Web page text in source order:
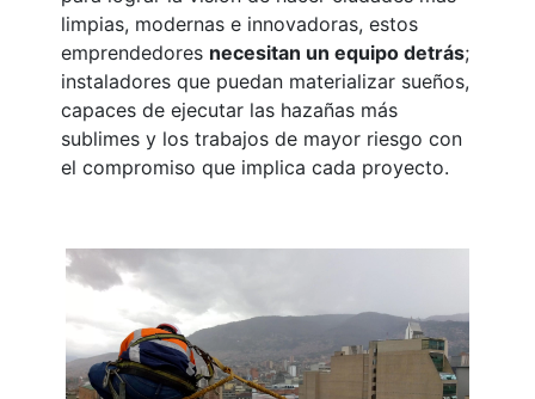
limpias, modernas e innovadoras, estos
emprendedores necesitan un equipo detrás;
instaladores que puedan materializar sueños,
capaces de ejecutar las hazañas más
sublimes y los trabajos de mayor riesgo con
el compromiso que implica cada proyecto.